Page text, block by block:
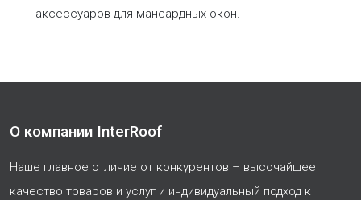
аксессуаров для мансардных окон.
О компании InterRoof
Наше главное отличие от конкурентов – высочайшее
качество товаров и услуг и индивидуальный подход к